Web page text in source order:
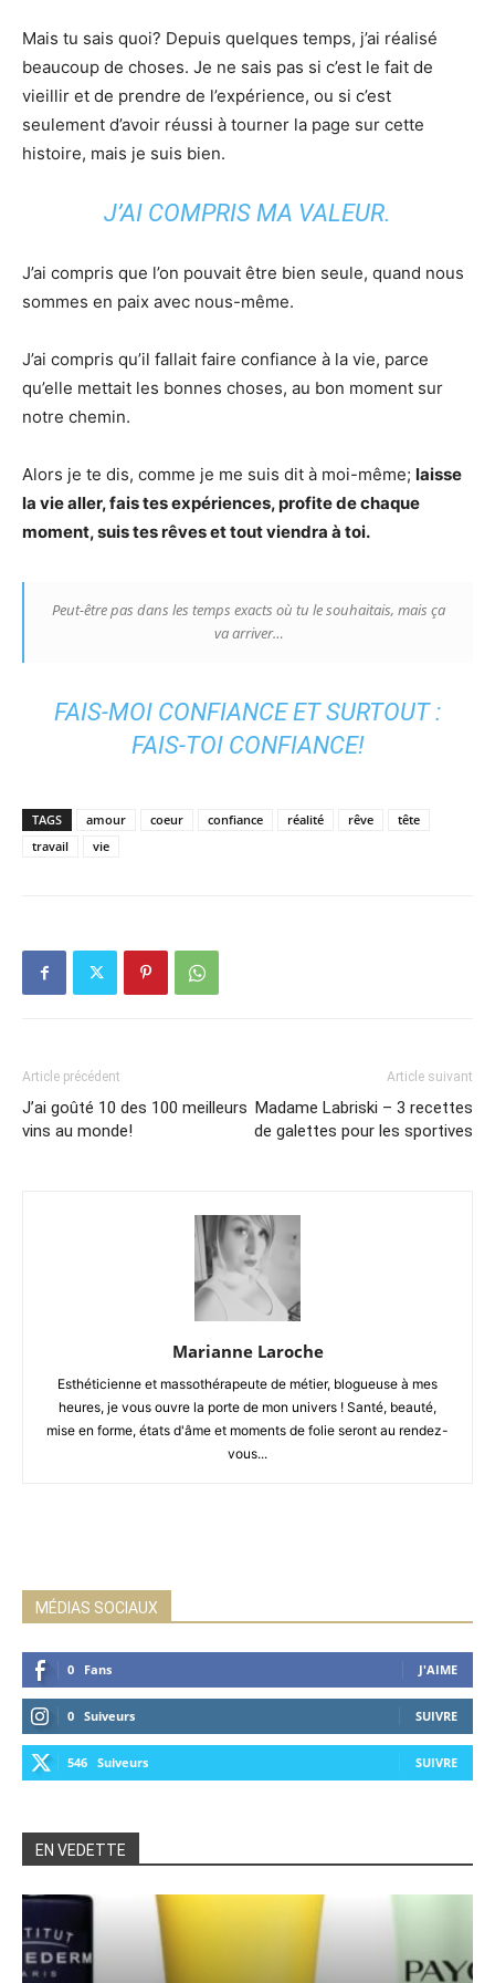
Mais tu sais quoi? Depuis quelques temps, j’ai réalisé
beaucoup de choses. Je ne sais pas si c’est le fait de
vieillir et de prendre de l’expérience, ou si c’est
seulement d’avoir réussi à tourner la page sur cette
histoire, mais je suis bien.
J’AI COMPRIS MA VALEUR.
J’ai compris que l’on pouvait être bien seule, quand nous
sommes en paix avec nous-même.
J’ai compris qu’il fallait faire confiance à la vie, parce
qu’elle mettait les bonnes choses, au bon moment sur
notre chemin.
Alors je te dis, comme je me suis dit à moi-même; laisse
la vie aller, fais tes expériences, profite de chaque
moment, suis tes rêves et tout viendra à toi.
Peut-être pas dans les temps exacts où tu le souhaitais, mais ça
va arriver…
FAIS-MOI CONFIANCE ET SURTOUT :
FAIS-TOI CONFIANCE!
TAGS amour coeur confiance réalité rêve
tête
travail
vie
Article précédent
J’ai goûté 10 des 100 meilleurs
vins au monde!
Article suivant
Madame Labriski – 3 recettes
de galettes pour les sportives
Marianne Laroche
Esthéticienne et massothérapeute de métier, blogueuse à mes
heures, je vous ouvre la porte de mon univers ! Santé, beauté,
mise en forme, états d'âme et moments de folie seront au rendez-
vous...
MÉDIAS SOCIAUX
0 Fans J'AIME
0 Suiveurs SUIVRE
546 Suiveurs SUIVRE
EN VEDETTE